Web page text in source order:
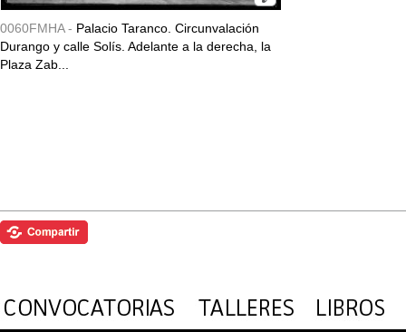
0060FMHA - Palacio Taranco. Circunvalación
Durango y calle Solís. Adelante a la derecha, la
Plaza Zab...